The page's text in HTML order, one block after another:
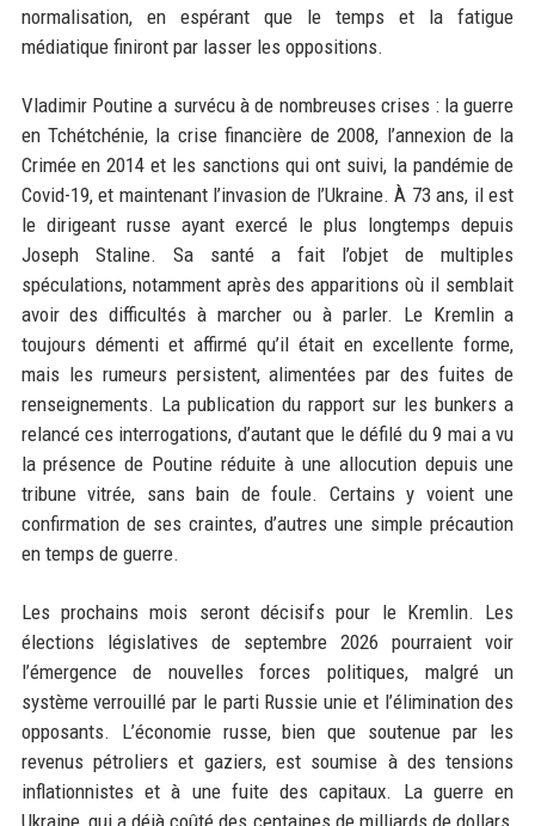
normalisation, en espérant que le temps et la fatigue
médiatique finiront par lasser les oppositions.
Vladimir Poutine a survécu à de nombreuses crises : la guerre
en Tchétchénie, la crise financière de 2008, l’annexion de la
Crimée en 2014 et les sanctions qui ont suivi, la pandémie de
Covid-19, et maintenant l’invasion de l’Ukraine. À 73 ans, il est
le dirigeant russe ayant exercé le plus longtemps depuis
Joseph Staline. Sa santé a fait l’objet de multiples
spéculations, notamment après des apparitions où il semblait
avoir des difficultés à marcher ou à parler. Le Kremlin a
toujours démenti et affirmé qu’il était en excellente forme,
mais les rumeurs persistent, alimentées par des fuites de
renseignements. La publication du rapport sur les bunkers a
relancé ces interrogations, d’autant que le défilé du 9 mai a vu
la présence de Poutine réduite à une allocution depuis une
tribune vitrée, sans bain de foule. Certains y voient une
confirmation de ses craintes, d’autres une simple précaution
en temps de guerre.
Les prochains mois seront décisifs pour le Kremlin. Les
élections législatives de septembre 2026 pourraient voir
l’émergence de nouvelles forces politiques, malgré un
système verrouillé par le parti Russie unie et l’élimination des
opposants. L’économie russe, bien que soutenue par les
revenus pétroliers et gaziers, est soumise à des tensions
inflationnistes et à une fuite des capitaux. La guerre en
Ukraine, qui a déjà coûté des centaines de milliards de dollars,